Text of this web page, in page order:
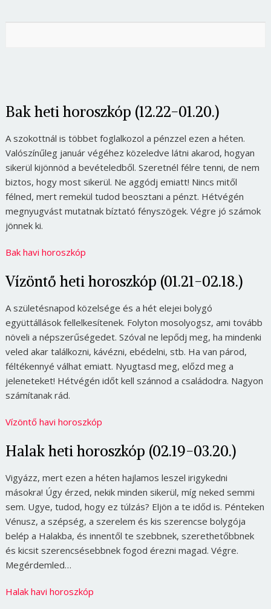
Bak heti horoszkóp (12.22-01.20.)
A szokottnál is többet foglalkozol a pénzzel ezen a héten.
Valószínűleg január végéhez közeledve látni akarod, hogyan
sikerül kijönnöd a bevételedből. Szeretnél félre tenni, de nem
biztos, hogy most sikerül. Ne aggódj emiatt! Nincs mitől
félned, mert remekül tudod beosztani a pénzt. Hétvégén
megnyugvást mutatnak bíztató fényszögek. Végre jó számok
jönnek ki.
Bak havi horoszkóp
Vízöntő heti horoszkóp (01.21-02.18.)
A születésnapod közelsége és a hét elejei bolygó
együttállások fellelkesítenek. Folyton mosolyogsz, ami tovább
növeli a népszerűségedet. Szóval ne lepődj meg, ha mindenki
veled akar találkozni, kávézni, ebédelni, stb. Ha van párod,
féltékennyé válhat emiatt. Nyugtasd meg, előzd meg a
jeleneteket! Hétvégén időt kell szánnod a családodra. Nagyon
számítanak rád.
Vízöntő havi horoszkóp
Halak heti horoszkóp (02.19-03.20.)
Vigyázz, mert ezen a héten hajlamos leszel irigykedni
másokra! Úgy érzed, nekik minden sikerül, míg neked semmi
sem. Ugye, tudod, hogy ez túlzás? Eljön a te időd is. Pénteken
Vénusz, a szépség, a szerelem és kis szerencse bolygója
belép a Halakba, és innentől te szebbnek, szerethetőbbnek
és kicsit szerencsésebbnek fogod érezni magad. Végre.
Megérdemled…
Halak havi horoszkóp